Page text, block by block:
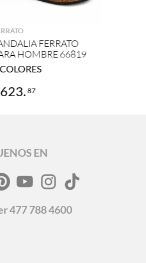
AGREGAR
FERRATO
HOMBRE 66819
623.87
EN
477 788 4600